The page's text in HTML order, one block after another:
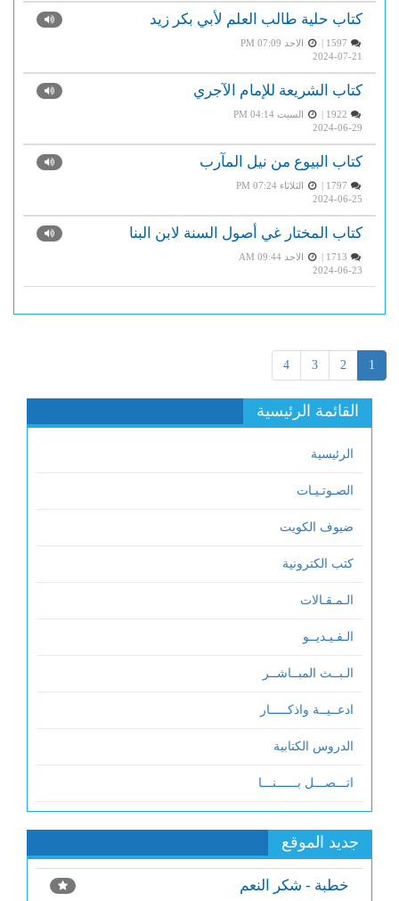
كتاب حلية طالب العلم لأبي بكر زيد
الاحد PM 07:09
2024-07-21
كتاب الشريعة للإمام الآجري
السبت PM 04:14
2024-06-29
كتاب البيوع من نيل المآرب
الثلاثاء PM 07:24
2024-06-25
كتاب المختار غي أصول السنة لابن البنا
الاحد AM 09:44
2024-06-23
1
2
3
4
القائمة الرئيسية
الرئيسية
الصـوتـيـات
ضيوف الكويت
كتب الكترونية
الـمـقـالات
الـفـيـديــو
الـبــث المبــاشــر
ادعــيــة واذكـــــار
الدروس الكتابية
اتـــصـــل بــــــنـــا
جديد الموقع
خطبة - شكر النعم